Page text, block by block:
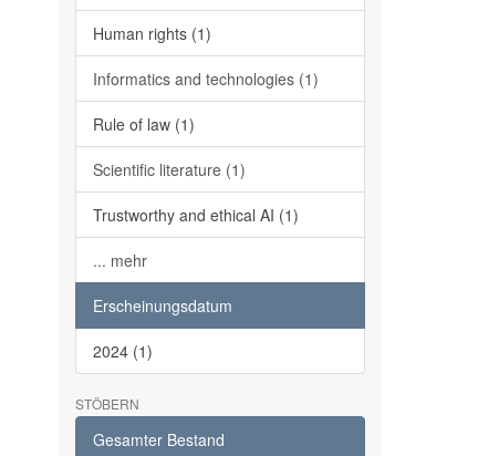
Human rights (1)
Informatics and technologies (1)
Rule of law (1)
Scientific literature (1)
Trustworthy and ethical AI (1)
... mehr
Erscheinungsdatum
2024 (1)
STÖBERN
Gesamter Bestand